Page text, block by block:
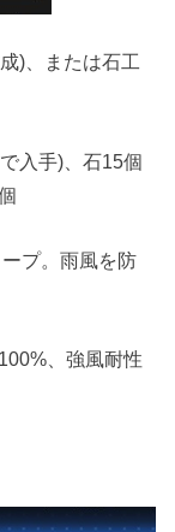
)、または石工
入手)、石15個
プ。雨風を防
、強風耐性